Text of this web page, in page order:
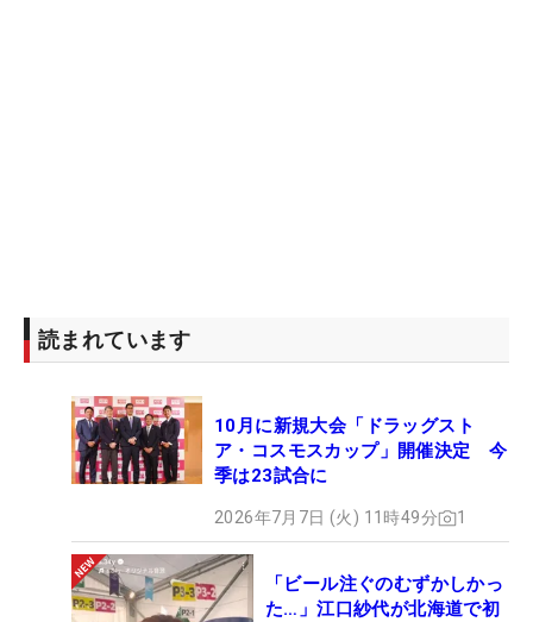
読まれています
10月に新規大会「ドラッグスト
ア・コスモスカップ」開催決定 今
季は23試合に
2026年7月7日 (火) 11時49分 1
「ビール注ぐのむずかしかっ
た…」江口紗代が北海道で初